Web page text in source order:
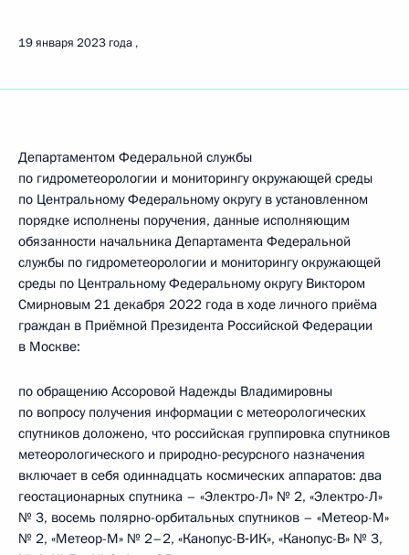
19 января 2023 года
Департаментом Федеральной службы
по гидрометеорологии и мониторингу окружающей среды
по Центральному Федеральному округу в установленном
порядке исполнены поручения, данные исполняющим
обязанности начальника Департамента Федеральной
службы по гидрометеорологии и мониторингу окружающей
среды по Центральному Федеральному округу Виктором
Смирновым 21 декабря 2022 года в ходе личного приёма
граждан в Приёмной Президента Российской Федерации
в Москве:
по обращению Ассоровой Надежды Владимировны
по вопросу получения информации с метеорологических
спутников доложено, что российская группировка спутников
метеорологического и природно-ресурсного назначения
включает в себя одиннадцать космических аппаратов: два
геостационарных спутника – «Электро-Л» № 2, «Электро-Л»
№ 3, восемь полярно-орбитальных спутников – «Метеор-М»
№ 2, «Метеор-М» № 2–2, «Канопус-В‑ИК», «Канопус-В» № 3,